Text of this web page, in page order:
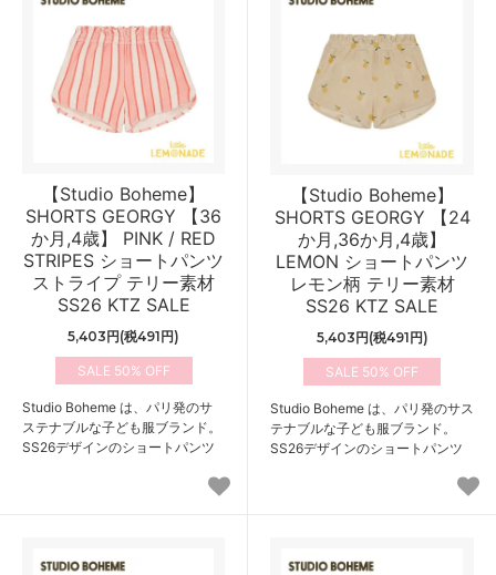
【Studio Boheme】
SHORTS GEORGY 【36
か月,4歳】 PINK / RED
STRIPES ショートパンツ
ストライプ テリー素材
SS26 KTZ SALE
5,403円(税491円)
50%
Studio Boheme は、パリ発のサ
ステナブルな子ども服ブランド。
SS26デザインのショートパンツ
【Studio Boheme】
SHORTS GEORGY 【24
か月,36か月,4歳】
LEMON ショートパンツ
レモン柄 テリー素材
SS26 KTZ SALE
5,403円(税491円)
50%
Studio Boheme は、パリ発のサス
テナブルな子ども服ブランド。
SS26デザインのショートパンツ